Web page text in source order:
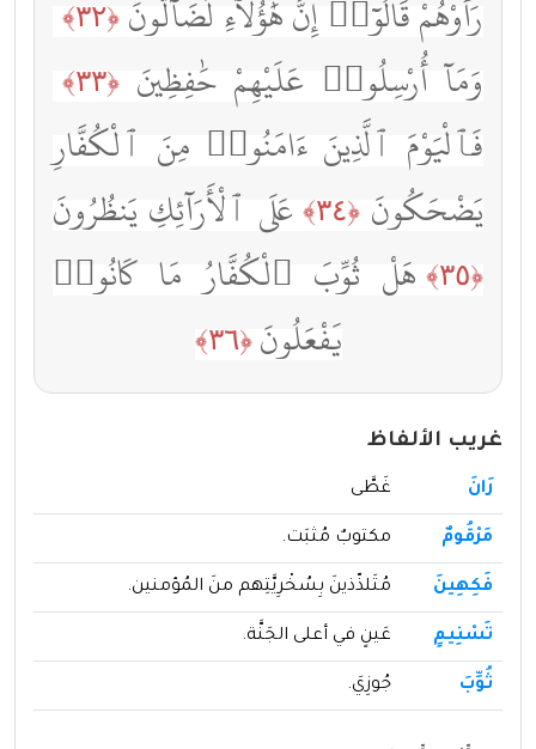
رَأَوْهُمْ قَالُوٓا۟ إِنَّ هَٰٓؤُلَآءِ لَضَآلُّونَ ﴿٣٢﴾
وَمَآ أُرْسِلُوا۟ عَلَيْهِمْ حَٰفِظِينَ ﴿٣٣﴾
فَٱلْيَوْمَ ٱلَّذِينَ ءَامَنُوا۟ مِنَ ٱلْكُفَّارِ
يَضْحَكُونَ ﴿٣٤﴾ عَلَى ٱلْأَرَآئِكِ يَنظُرُونَ
﴿٣٥﴾
هَلْ ثُوِّبَ ٱلْكُفَّارُ مَا كَانُوا۟
يَفْعَلُونَ﴿٣٦﴾
غريب الألفاظ
رَانَ غَطَّى
مَرْقُومٌ مكتوبٌ مُثبَت.
فَكِهِينَ مُتَلذّذينَ بِسُخْرِيَّتِهم منَ المُؤمنين.
تَسْنِيمٍ عَينٍ في أعلى الجَنَّة.
ثُوِّبَ جُوزِيَ.